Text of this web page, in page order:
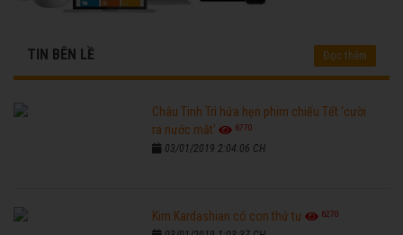
TIN BÊN LỀ Đọc thêm
Châu Tinh Trì hứa hẹn phim chiếu Tết 'cười
ra nước mắt'
6770
03/01/2019 2:04:06 CH
Kim Kardashian có con thứ tư 6270